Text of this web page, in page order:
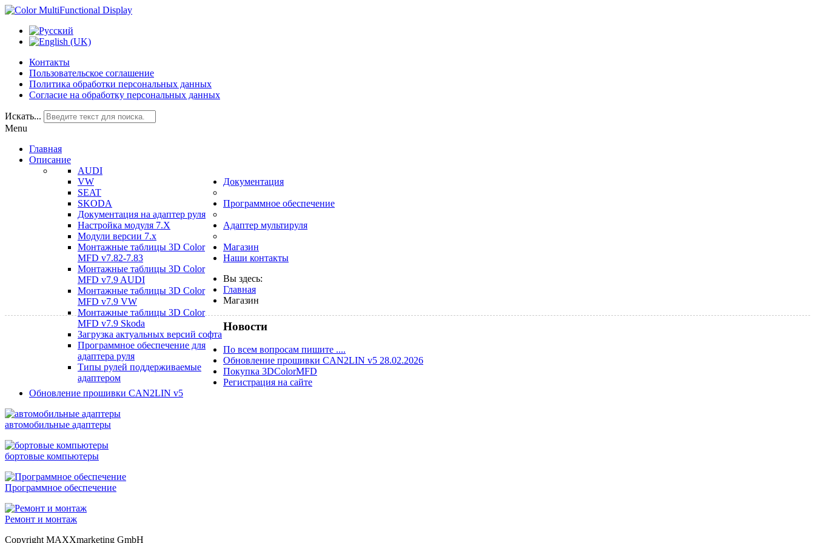
Контакты
Пользовательское соглашение
Политика обработки персональных данных
Согласие на обработку персональных данных
Искать...
Menu
Главная
Описание
AUDI
VW
SEAT
SKODA
Документация
Документация на адаптер руля
Настройка модуля 7.Х
Модули версии 7.х
Монтажные таблицы 3D Color
MFD v7.82-7.83
Монтажные таблицы 3D Color
MFD v7.9 AUDI
Монтажные таблицы 3D Color
MFD v7.9 VW
Монтажные таблицы 3D Color
MFD v7.9 Skoda
Программное обеспечение
Загрузка актуальных версий софта
Адаптер мультируля
Программное обеспечение для
адаптера руля
Типы рулей поддерживаемые
адаптером
Магазин
Наши контакты
Вы здесь:
Главная
Магазин
Новости
По всем вопросам пишите ....
Обновление прошивки CAN2LIN v5 28.02.2026
Покупка 3DColorMFD
Регистрация на сайте
Обновление прошивки CAN2LIN v5
автомобильные адаптеры
бортовые компьютеры
Программное обеспечение
Ремонт и монтаж
Copyright MAXXmarketing GmbH